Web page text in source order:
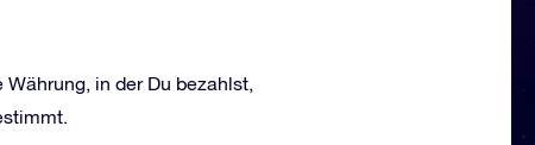
in der Du bezahlst,